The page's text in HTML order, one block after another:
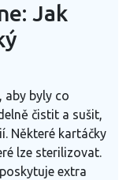
Jak
aby byly co
čistit a sušit,
Některé kartáčky
lze sterilizovat.
extra